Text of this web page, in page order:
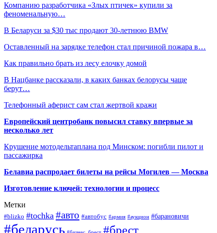
Компанию разработчика «Злых птичек» купили за
феноменальную…
В Беларуси за $30 тыс продают 30-летнюю BMW
Оставленный на зарядке телефон стал причиной пожара в…
Как правильно брать из лесу елочку домой
В Нацбанке рассказали, в каких банках белорусы чаще
берут…
Телефонный аферист сам стал жертвой кражи
Европейский центробанк повысил ставку впервые за
несколько лет
Крушение мотодельтаплана под Минском: погибли пилот и
пассажирка
Белавиа распродает билеты на рейсы Могилев — Москва
Изготовление ключей: технологии и процесс
Метки
#blizko #tochka #авто #автобус #армия #аукцион #барановичи
#беларусь #брест